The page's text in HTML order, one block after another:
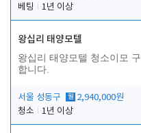
베팅
1년 이상
왕십리 태양모텔
왕십리 태양모텔 청소이모 구
합니다.
서울 성동구 월 2,940,000원
청소
1년 이상